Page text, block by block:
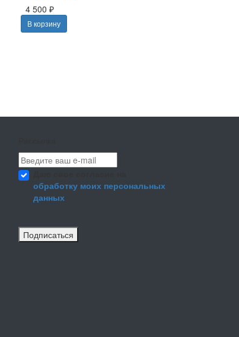
4 500 ₽
В корзину
обработку моих персональных
данных
Подписаться